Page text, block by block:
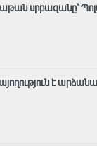
Նաթան սրբազանը՝
է